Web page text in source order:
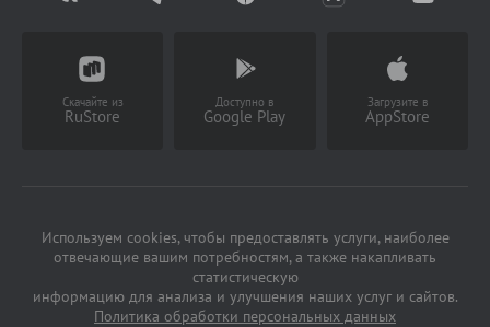
Скачайте из
RuStore
Доступно в
Google Play
Загрузите в
AppStore
Используем cookies, чтобы предоставлять услуги, наиболее
отвечающие вашим потребностям, а также накапливать
статистическую
информацию для анализа и улучшения наших услуг и сайтов.
Политика обработки персональных данных